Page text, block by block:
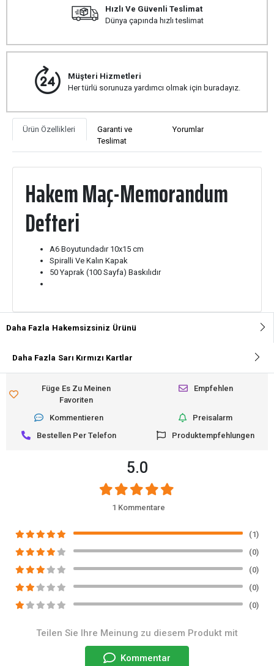
Hızlı Ve Güvenli Teslimat
Dünya çapında hızlı teslimat
Müşteri Hizmetleri
Her türlü sorunuza yardımcı olmak için buradayız.
Ürün Özellikleri
Garanti ve
Teslimat
Yorumlar
Hakem Maç-Memorandum
Defteri
A6 Boyutundadır 10x15 cm
Spiralli Ve Kalın Kapak
50 Yaprak (100 Sayfa) Baskılıdır
Daha Fazla Hakemsizsiniz Ürünü
Daha Fazla Sarı Kırmızı Kartlar
Füge Es Zu Meinen
Favoriten
Empfehlen
Kommentieren
Preisalarm
Bestellen Per Telefon
Produktempfehlungen
5.0
1 Kommentare
(1)
(0)
(0)
(0)
(0)
Teilen Sie Ihre Meinung zu diesem Produkt mit
Kommentar